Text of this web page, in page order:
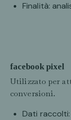
Finalità:
facebook pixel
Utilizzato per
conversioni.
Dati